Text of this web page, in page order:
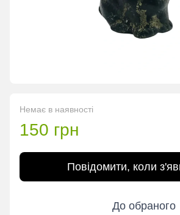
Немає в наявності
150 грн
Повідомити, коли
До обраного